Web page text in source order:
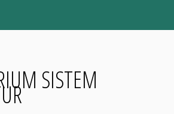
SISTEM